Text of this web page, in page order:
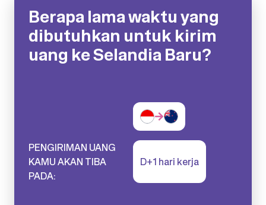
Berapa lama waktu yang
dibutuhkan untuk kirim
uang ke Selandia Baru?
PENGIRIMAN UANG
KAMU AKAN TIBA
PADA:
D+1 hari kerja